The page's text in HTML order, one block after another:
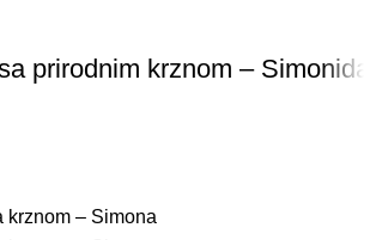
prirodnim krznom – Simonida